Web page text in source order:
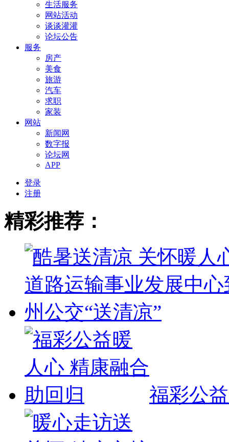
生活服务
网站活动
谈谈灌灌
论坛公告
服务
房产
美食
旅游
汽车
求职
家装
网站
新闻网
数字报
论坛网
APP
登录
注册
精彩推荐：
福彩公